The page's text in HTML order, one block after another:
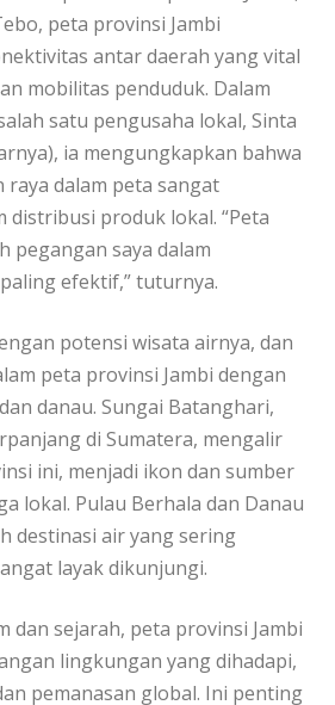
peta provinsi Jambi
antar daerah yang vital
mobilitas penduduk. Dalam
satu pengusaha lokal, Sinta
ia mengungkapkan bahwa
dalam peta sangat
distribusi produk lokal. “Peta
pegangan saya dalam
efektif,” tuturnya.
potensi wisata airnya, dan
peta provinsi Jambi dengan
danau. Sungai Batanghari,
di Sumatera, mengalir
ini, menjadi ikon dan sumber
lokal. Pulau Berhala dan Danau
destinasi air yang sering
layak dikunjungi.
dan sejarah, peta provinsi Jambi
lingkungan yang dihadapi,
pemanasan global. Ini penting